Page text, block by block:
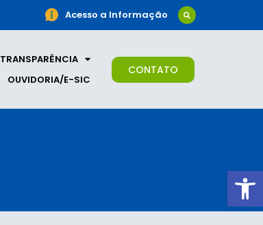
Acesso a Informação
TRANSPARÊNCIA
OUVIDORIA/E-SIC
CONTATO